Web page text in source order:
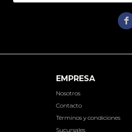
EMPRESA
Nosotros
Contacto
Términos y condiciones
Sucursales
